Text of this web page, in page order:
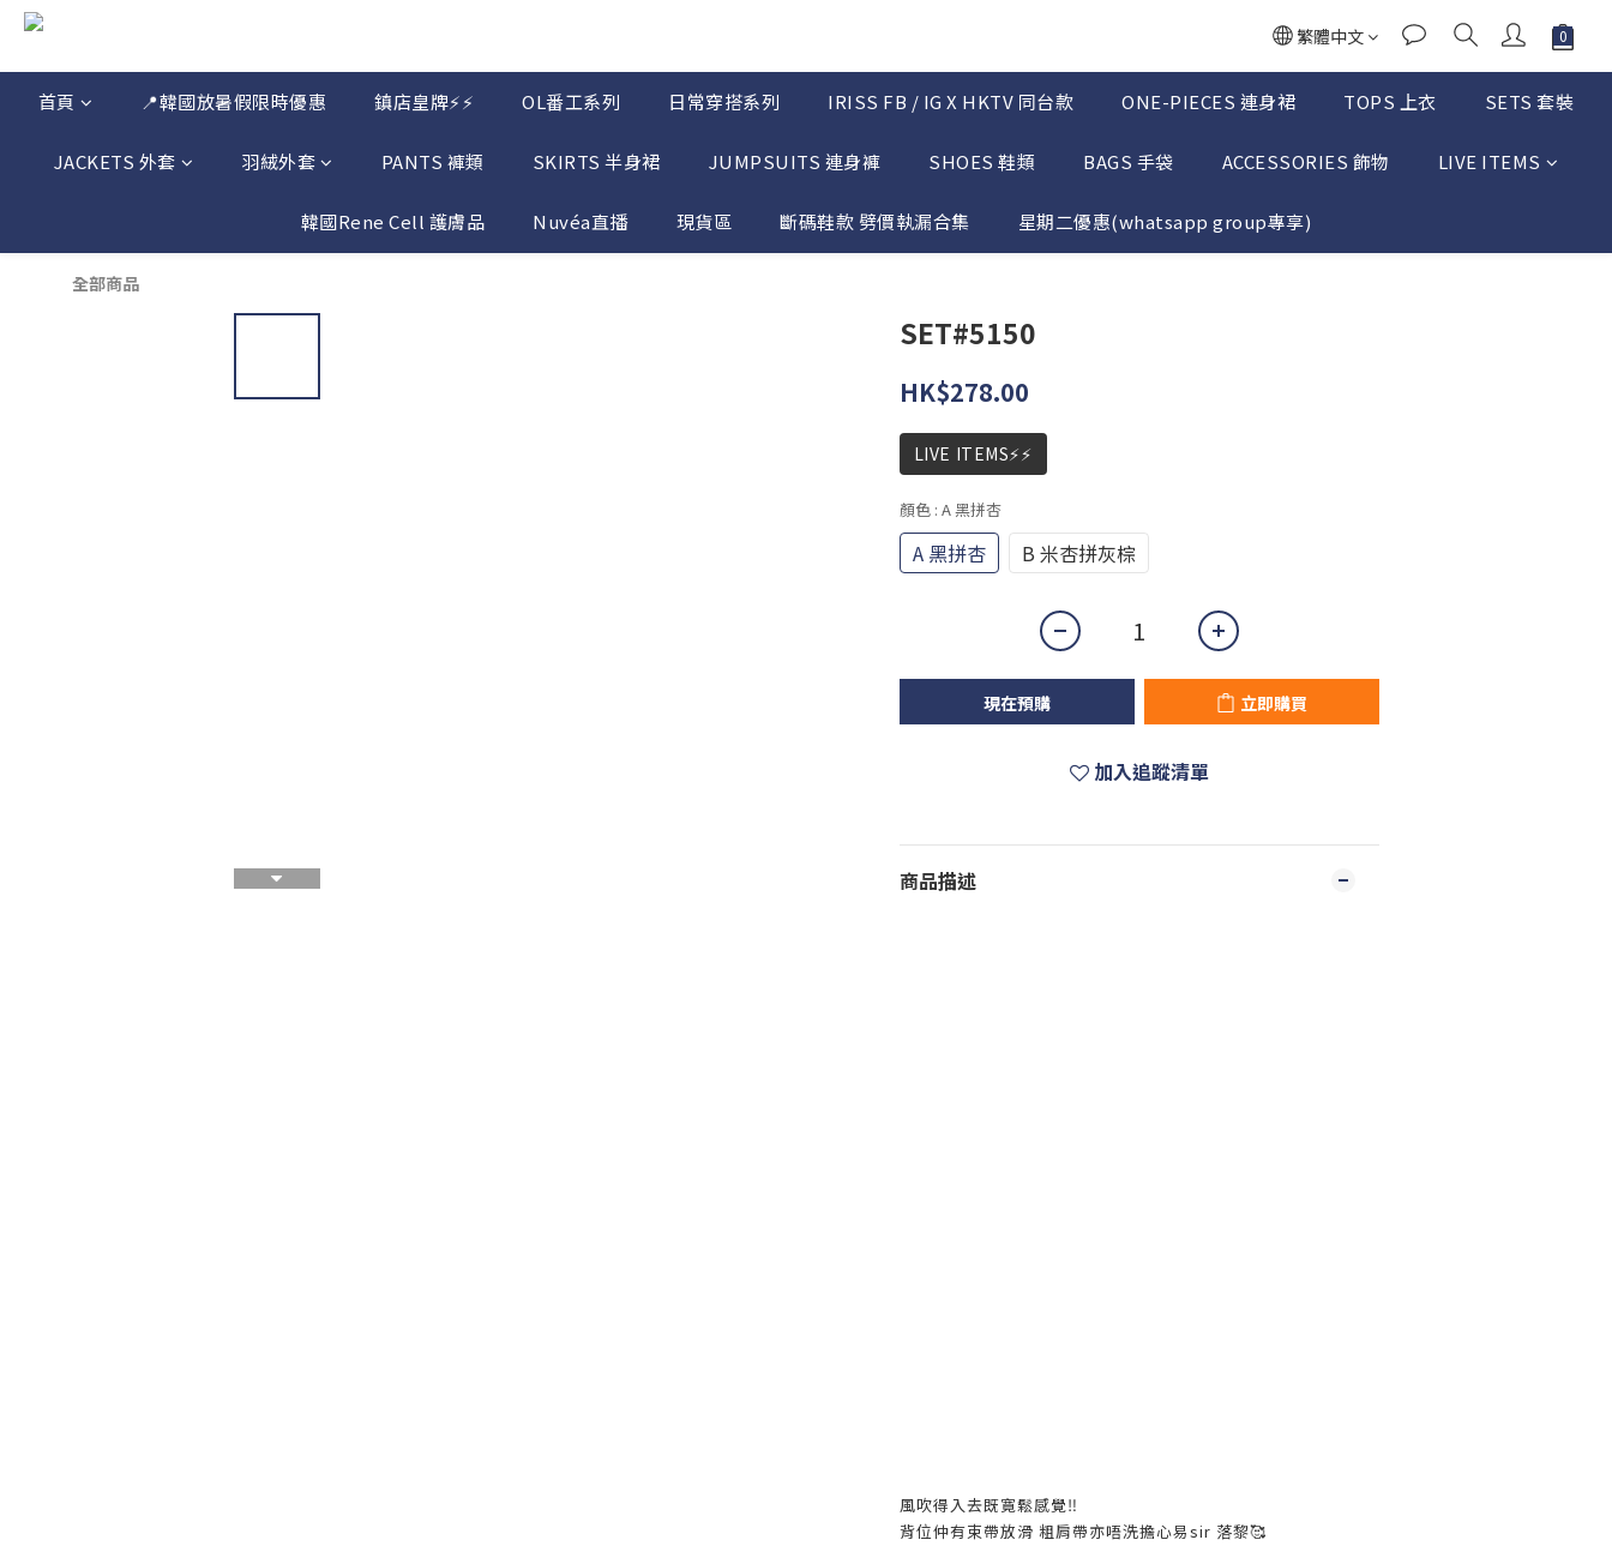
繁體中文
首頁 📍韓國放暑假限時優惠 鎮店皇牌⚡⚡ OL番工系列 日常穿搭系列 IRISS FB / IG X HKTV 同台款 ONE-PIECES 連身裙 TOPS 上衣 SETS 套裝
JACKETS 外套 羽絨外套 PANTS 褲類 SKIRTS 半身裙 JUMPSUITS 連身褲 SHOES 鞋類 BAGS 手袋 ACCESSORIES 飾物 LIVE ITEMS
韓國Rene Cell 護膚品 Nuvéa直播 現貨區 斷碼鞋款 劈價執漏合集 星期二優惠(whatsapp group專享)
全部商品
SET#5150
HK$278.00
LIVE ITEMS⚡⚡
顏色 : A 黑拼杏
A 黑拼杏 B 米杏拼灰棕
現在預購 立即購買
加入追蹤清單
商品描述
風吹得入去既寛鬆感覺‼️
背位仲有束帶放滑 粗肩帶亦唔洗擔心易sir 落黎🥰